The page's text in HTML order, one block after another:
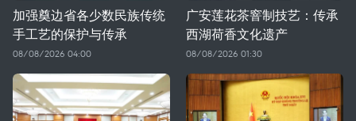
加强奠边省各少数民族传统
手工艺的保护与传承
08/08/2026 04:00
广安莲花茶窨制技艺：传承
西湖荷香文化遗产
08/08/2026 01:30